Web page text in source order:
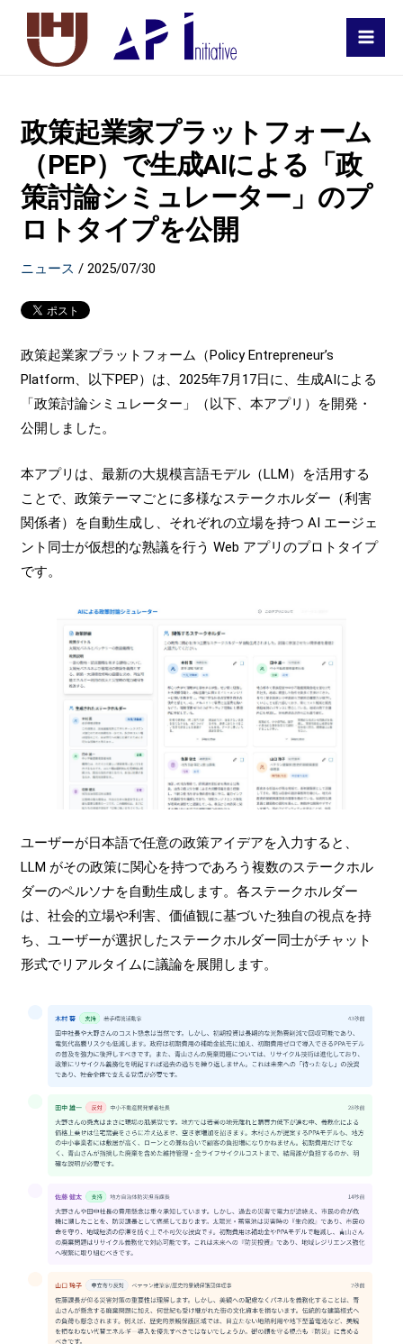
政策起業家プラットフォーム
（PEP）で生成AIによる「政
策討論シミュレーター」のプ
ロトタイプを公開
ニュース /2025/07/30
政策起業家プラットフォーム（Policy Entrepreneur’s
Platform、以下PEP）は、2025年7月17日に、生成AIによる
「政策討論シミュレーター」（以下、本アプリ）を開発・
公開しました。
本アプリは、最新の大規模言語モデル（LLM）を活用する
ことで、政策テーマごとに多様なステークホルダー（利害
関係者）を自動生成し、それぞれの立場を持つ AI エージェ
ント同士が仮想的な熟議を行う Web アプリのプロトタイプ
です。
ユーザーが日本語で任意の政策アイデアを入力すると、
LLM がその政策に関心を持つであろう複数のステークホル
ダーのペルソナを自動生成します。各ステークホルダー
は、社会的立場や利害、価値観に基づいた独自の視点を持
ち、ユーザーが選択したステークホルダー同士がチャット
形式でリアルタイムに議論を展開します。